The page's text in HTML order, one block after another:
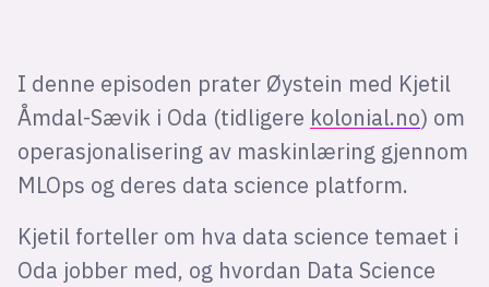
I denne episoden prater Øystein med Kjetil
Åmdal-Sævik i Oda (tidligere kolonial.no) om
operasjonalisering av maskinlæring gjennom
MLOps og deres data science platform.
Kjetil forteller om hva data science temaet i
Oda jobber med, og hvordan Data Science